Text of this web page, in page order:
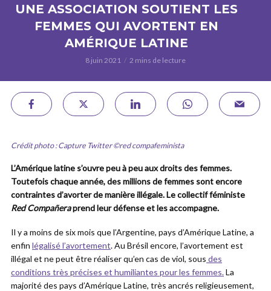
UNE ASSOCIATION SOUTIENT LES
FEMMES QUI AVORTENT EN
AMÉRIQUE LATINE
8 juin 2021 2 mins de lecture
Crédit photo : Capture Twitter ©red compafeminista
L’Amérique latine s’ouvre peu à peu aux droits des femmes.
Toutefois chaque année, des millions de femmes sont encore
contraintes d’avorter de manière illégale. Le collectif féministe
Red Compañeraprend leur défenseet les accompagne.
Il y a moins de six mois que l’Argentine, pays d’Amérique Latine, a
enfin légalisé l’avortement. Au Brésil encore, l’avortement est
illégal et ne peut être réaliser qu’en cas de viol, sous des
conditions très précises et humiliantes pour les femmes.La
majorité des pays d’Amérique Latine, très ancrés religieusement,